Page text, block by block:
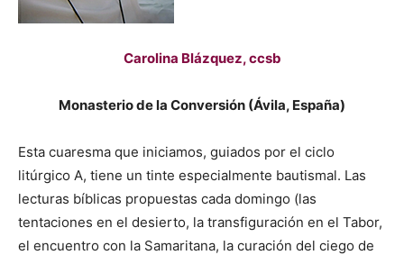
Carolina Blázquez, ccsb
Monasterio de la Conversión (Ávila, España)
Esta cuaresma que iniciamos, guiados por el ciclo
litúrgico A, tiene un tinte especialmente bautismal. Las
lecturas bíblicas propuestas cada domingo (las
tentaciones en el desierto, la transfiguración en el Tabor,
el encuentro con la Samaritana, la curación del ciego de